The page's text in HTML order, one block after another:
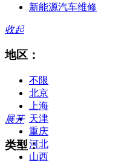
新能源汽车维修
收起
地区：
不限
北京
上海
天津
重庆
河北
山西
展开
类型：